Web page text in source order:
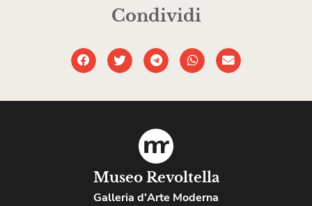
Condividi
Museo Revoltella
Galleria d'Arte Moderna